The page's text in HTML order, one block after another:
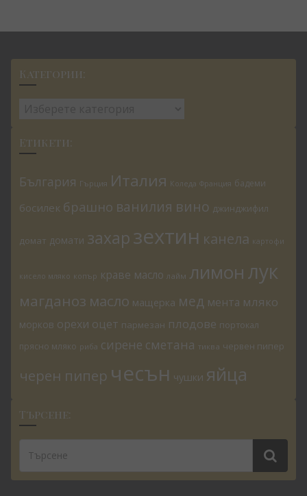
Категории:
Етикети:
България Гърция Италия Коледа Франция бадеми
босилек брашно ванилия вино джинджифил
домат домати захарзехтин канела картофи
кисело мляко копър краве масло лайм лимонлук
магданоз масло мащерка мед мента мляко
морков орехи оцет пармезан плодове портокал
прясно мляко риба сирене сметана тиква червен пипер
черен пипер чесън чушки яйца
Търсене: